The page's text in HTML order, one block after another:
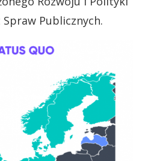
Publicznych.